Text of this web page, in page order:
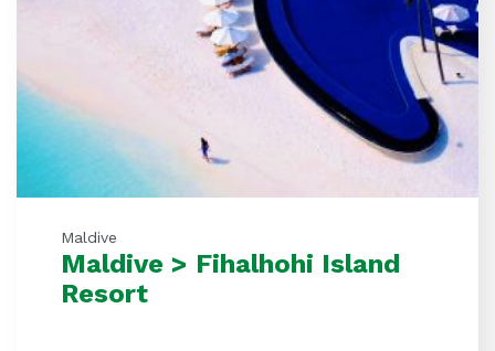
Maldive
Maldive > Fihalhohi Island
Resort